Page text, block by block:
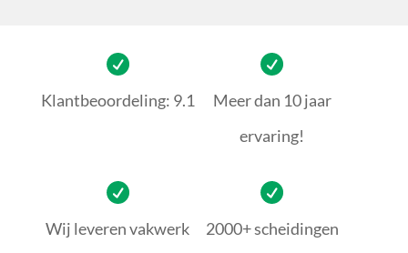
Klantbeoordeling: 9.1
Meer dan 10 jaar
ervaring!
Wij leveren vakwerk
2000+ scheidingen